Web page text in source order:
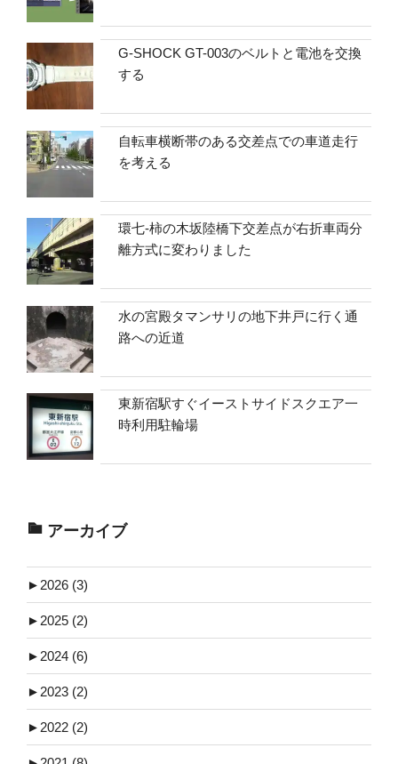
G-SHOCK GT-003のベルトと電池を交換
する
自転車横断帯のある交差点での車道走行
を考える
環七-柿の木坂陸橋下交差点が右折車両分
離方式に変わりました
水の宮殿タマンサリの地下井戸に行く通
路への近道
東新宿駅すぐイーストサイドスクエア一
時利用駐輪場
アーカイブ
► 2026 (3)
► 2025 (2)
► 2024 (6)
► 2023 (2)
► 2022 (2)